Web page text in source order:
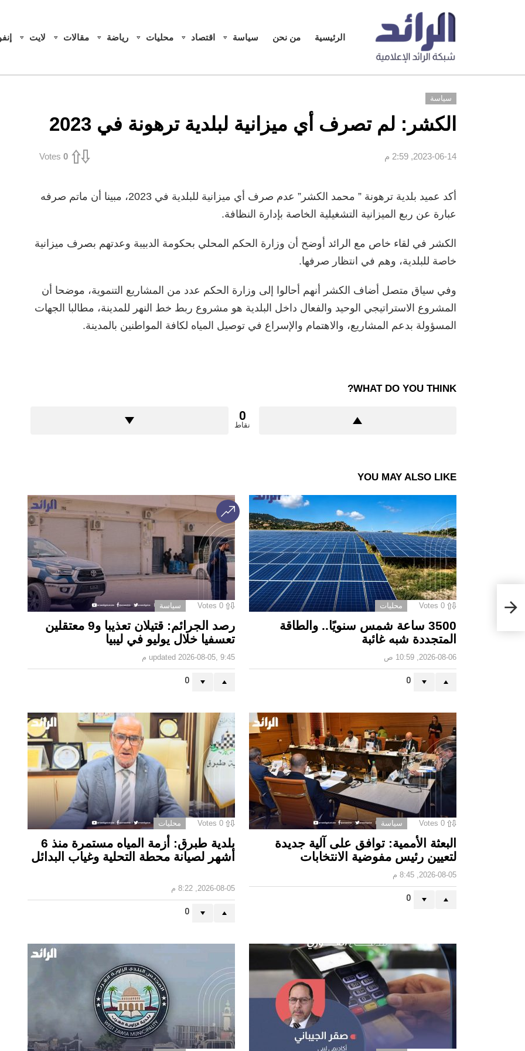
الرئيسية من نحن سياسة اقتصاد محليات رياضة مقالات لايت
سياسة
الكشر: لم تصرف أي ميزانية لبلدية ترهونة في 2023
2023-06-14, 2:59 م 0
Votes
أكد عميد بلدية ترهونة ” محمد الكشر” عدم صرف أي ميزانية للبلدية في 2023، مبينا أن ماتم صرفه
عبارة عن ربع الميزانية التشغيلية الخاصة بإدارة النظافة.
الكشر في لقاء خاص مع الرائد أوضح أن وزارة الحكم المحلي بحكومة الدبيبة وعدتهم بصرف ميزانية
خاصة للبلدية، وهم في انتظار صرفها.
وفي سياق متصل أضاف الكشر أنهم أحالوا إلى وزارة الحكم عدد من المشاريع التنموية، موضحا أن
المشروع الاستراتيجي الوحيد والفعال داخل البلدية هو مشروع ربط خط النهر للمدينة، مطالبا الجهات
المسؤولة بدعم المشاريع، والاهتمام والإسراع في توصيل المياه لكافة المواطنين بالمدينة.
WHAT DO YOU THINK?
0
نقاط
YOU MAY ALSO LIKE
0
Votes محليات
3500 ساعة شمس سنويًا.. والطاقة
المتجددة شبه غائبة
2026-08-06, 10:59 ص
0
0
Votes سياسة
رصد الجرائم: قتيلان تعذيبا و9 معتقلين
تعسفيا خلال يوليو في ليبيا
updated 2026-08-05, 9:45 م
0
0
Votes سياسة
البعثة الأممية: توافق على آلية جديدة
لتعيين رئيس مفوضية الانتخابات
2026-08-05, 8:45 م
0
0
Votes محليات
بلدية طبرق: أزمة المياه مستمرة منذ 6
أشهر لصيانة محطة التحلية وغياب البدائل ‏
2026-08-05, 8:22 م
0